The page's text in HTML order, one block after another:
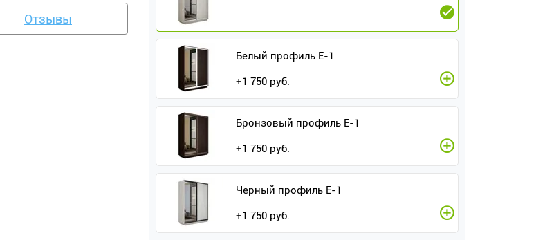
Отзывы
Белый профиль E-1
+1 750 руб.
Бронзовый профиль E-1
+1 750 руб.
Черный профиль E-1
+1 750 руб.